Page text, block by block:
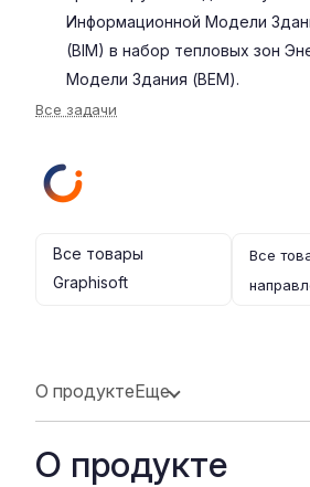
Информационной Модели
(BIM) в набор тепловых зон
Модели Здания (BEM).
Все задачи
Все товары
Graphisoft
Все
О продуктеЕще
О продукте